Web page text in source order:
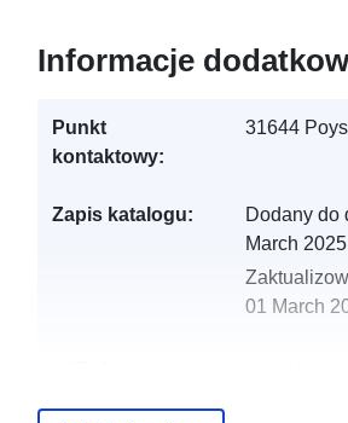
Informacje
Punkt
kontaktowy:
31644
Zapis katalogu: Dodany do
March 2025
01 March